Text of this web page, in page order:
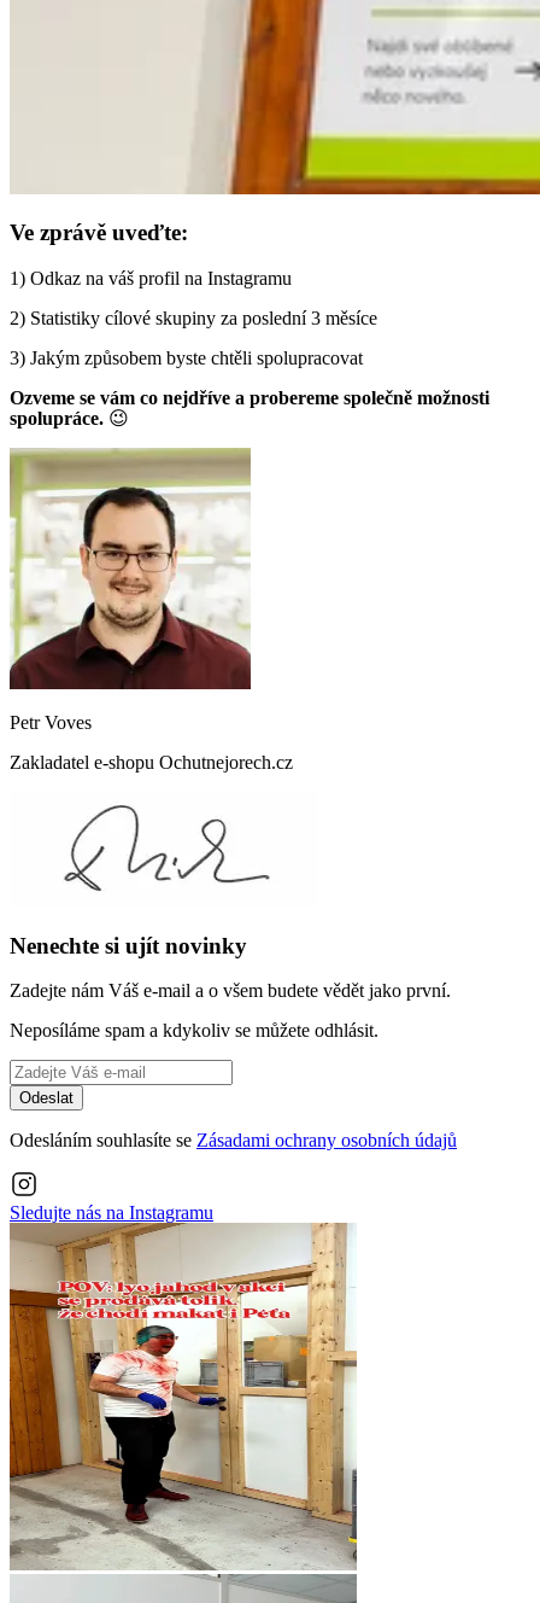
Ve zprávě uveďte:
1) Odkaz na váš profil na Instagramu
2) Statistiky cílové skupiny za poslední 3 měsíce
3) Jakým způsobem byste chtěli spolupracovat
Ozveme se vám co nejdříve a probereme společně možnosti
spolupráce. 😉
Petr Voves
Zakladatel e-shopu Ochutnejorech.cz
Nenechte si ujít novinky
Zadejte nám Váš e-mail a o všem budete vědět jako první.
Neposíláme spam a kdykoliv se můžete odhlásit.
Odeslat
Odesláním souhlasíte se Zásadami ochrany osobních údajů
Sledujte nás na Instagramu